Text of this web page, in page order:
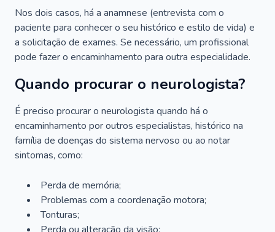
Nos dois casos, há a anamnese (entrevista com o
paciente para conhecer o seu histórico e estilo de vida) e
a solicitação de exames. Se necessário, um profissional
pode fazer o encaminhamento para outra especialidade.
Quando procurar o neurologista?
É preciso procurar o neurologista quando há o
encaminhamento por outros especialistas, histórico na
família de doenças do sistema nervoso ou ao notar
sintomas, como:
Perda de memória;
Problemas com a coordenação motora;
Tonturas;